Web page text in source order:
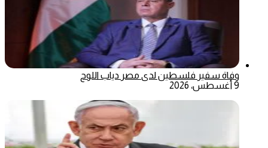
وفاة سفير فلسطين لدى مصر دياب اللوح
9 أغسطس، 2026